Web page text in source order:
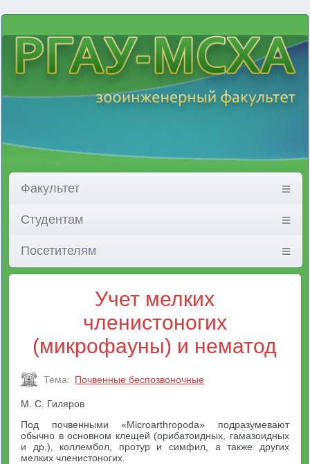
Факультет
Студентам
Посетителям
Учет мелких
членистоногих
(микрофауны) и нематод
Тема: Почвенные беспозвоночные
М. С. Гиляров
Под почвенными «Microarthropoda» подразумевают
обычно в основном клещей (орибатоидных, гамазоидных
и др.), коллембол, протур и симфил, а также других
мелких членистоногих.